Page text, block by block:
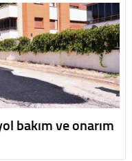
bakım ve onarım